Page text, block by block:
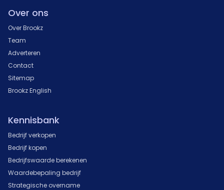
Over ons
Over Brookz
Team
Adverteren
Contact
Sitemap
Brookz English
Kennisbank
Bedrijf verkopen
Bedrijf kopen
Bedrijfswaarde berekenen
Waardebepaling bedrijf
Strategische overname